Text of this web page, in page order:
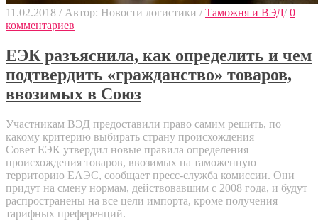
11.02.2018 / Автор: Новости логистики / Таможня и ВЭД/ 0
комментариев
ЕЭК разъяснила, как определить и чем
подтвердить «гражданство» товаров,
ввозимых в Союз
Участникам ВЭД предоставили право самим решить, по
какому критерию выбирать страну происхождения
Совет ЕЭК утвердил новые правила определения
происхождения товаров, ввозимых на таможенную
территорию ЕАЭС, сообщает пресс-служба комиссии. Они
придут на смену нормам, действовавшим с 2008 года, и будут
распространены на все цели импорта, кроме получения
тарифных преференций.